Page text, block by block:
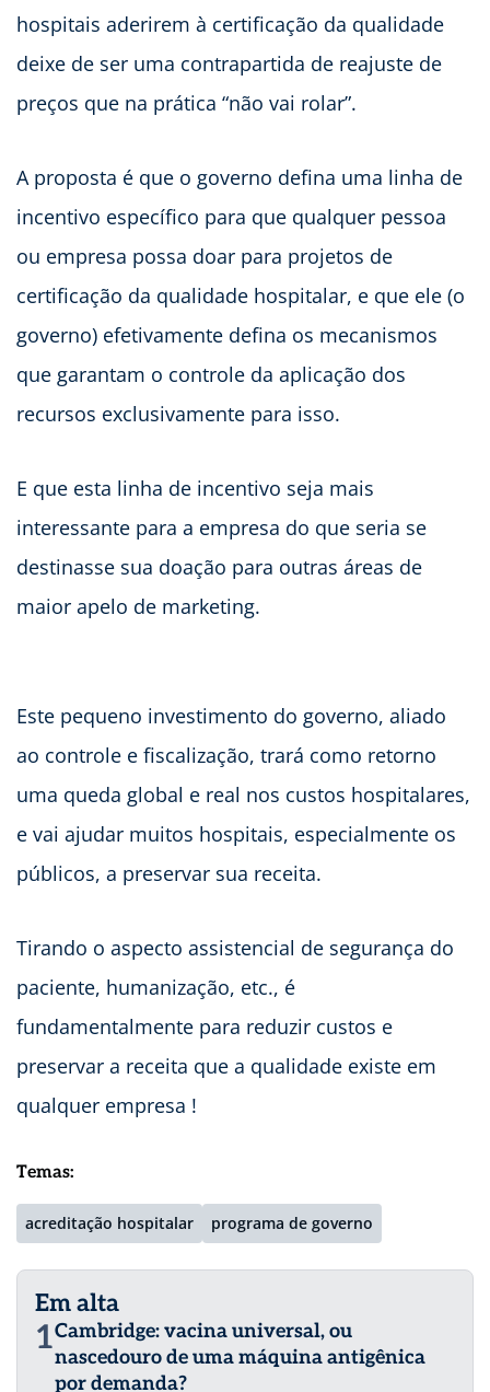
hospitais aderirem à certificação da qualidade
deixe de ser uma contrapartida de reajuste de
preços que na prática “não vai rolar”.
A proposta é que o governo defina uma linha de
incentivo específico para que qualquer pessoa
ou empresa possa doar para projetos de
certificação da qualidade hospitalar, e que ele (o
governo) efetivamente defina os mecanismos
que garantam o controle da aplicação dos
recursos exclusivamente para isso.
E que esta linha de incentivo seja mais
interessante para a empresa do que seria se
destinasse sua doação para outras áreas de
maior apelo de marketing.
Este pequeno investimento do governo, aliado
ao controle e fiscalização, trará como retorno
uma queda global e real nos custos hospitalares,
e vai ajudar muitos hospitais, especialmente os
públicos, a preservar sua receita.
Tirando o aspecto assistencial de segurança do
paciente, humanização, etc., é
fundamentalmente para reduzir custos e
preservar a receita que a qualidade existe em
qualquer empresa !
Temas:
acreditação hospitalar programa de governo
Em alta
1Cambridge: vacina universal, ou
nascedouro de uma máquina antigênica
por demanda?